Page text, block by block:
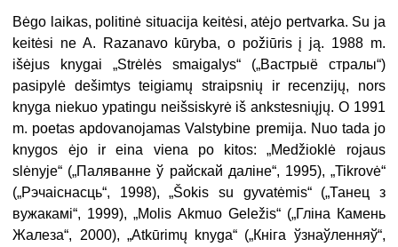
Bėgo laikas, politinė situacija keitėsi, atėjo pertvarka. Su ja
keitėsi ne A. Razanavo kūryba, o požiūris į ją. 1988 m.
išėjus knygai „Strėlės smaigalys“ („Вастрыё стралы“)
pasipylė dešimtys teigiamų straipsnių ir recenzijų, nors
knyga niekuo ypatingu neišsiskyrė iš ankstesniųjų. O 1991
m. poetas apdovanojamas Valstybine premija. Nuo tada jo
knygos ėjo ir eina viena po kitos: „Medžioklė rojaus
slėnyje“ („Паляванне ў райскай даліне“, 1995), „Tikrovė“
(„Рэчаіснасць“, 1998), „Šokis su gyvatėmis“ („Танец з
вужакамі“, 1999), „Molis Akmuo Geležis“ („Гліна Камень
Жалеза“, 2000), „Atkūrimų knyga“ („Кніга ўзнаўленняў“,